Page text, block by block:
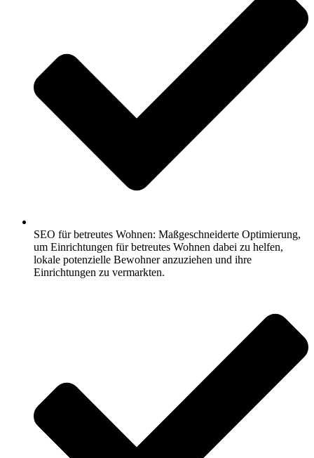
SEO für betreutes Wohnen: Maßgeschneiderte Optimierung,
um Einrichtungen für betreutes Wohnen dabei zu helfen,
lokale potenzielle Bewohner anzuziehen und ihre
Einrichtungen zu vermarkten.